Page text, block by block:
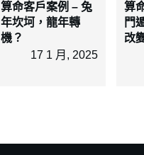
算命客戶案例 – 兔
年坎坷，龍年轉
機？
17 1 月, 2025
算
門
改